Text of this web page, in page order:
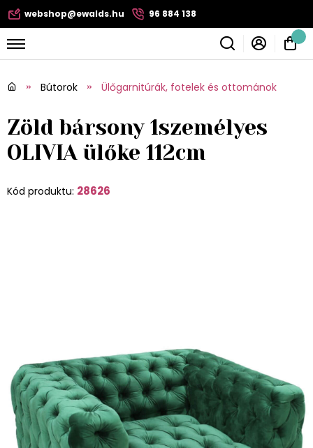
webshop@ewalds.hu 96 884 138
Bútorok Ülőgarnitúrák, fotelek és ottománok
Zöld bársony 1személyes
OLIVIA ülőke 112cm
Kód produktu: 28626